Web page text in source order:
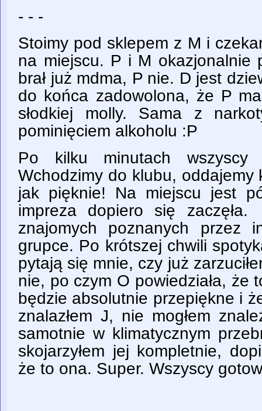
- - -
Stoimy pod sklepem z M i
na miejscu. P i M okazjonalnie
brał już mdma, P nie. D jest
do końca zadowolona, że P
słodkiej molly. Sama z
pominięciem alkoholu :P
Po kilku minutach
Wchodzimy do klubu, oddajemy
jak pięknie! Na miejscu jest
impreza dopiero się
znajomych poznanych przez
grupce. Po krótszej chwili
pytają się mnie, czy już
nie, po czym O powiedziała, że
będzie absolutnie przepiękne i
znalazłem J, nie mogłem
samotnie w klimatycznym
skojarzyłem jej kompletnie,
że to ona. Super. Wszyscy